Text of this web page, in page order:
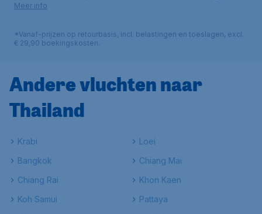
Meer info
*Vanaf-prijzen op retourbasis, incl. belastingen en toeslagen, excl.
€ 29,90 boekingskosten.
Andere vluchten naar
Thailand
Krabi
Loei
Bangkok
Chiang Mai
Chiang Rai
Khon Kaen
Koh Samui
Pattaya